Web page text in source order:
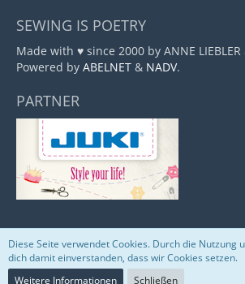
SEWING IS POETRY
Made with ♥ since 2000 by ANNE LIEBLER
Powered by ABELNET & NADV.
PARTNER
Community-Software:WoltLab
Diese Seite verwendet Cookies. Durch die Nutzung
dich damit einverstanden, dass wir Cookies setzen.
Weitere Informationen
Schließen